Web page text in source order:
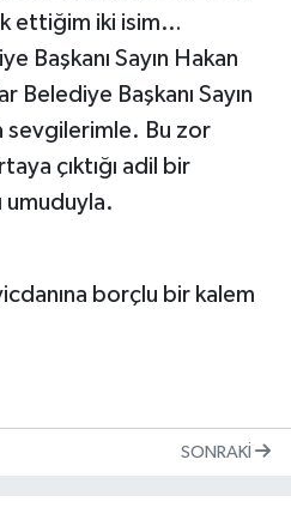
ettiğim iki isim…
Başkanı Sayın Hakan
Belediye Başkanı Sayın
sevgilerimle. Bu zor
çıktığı adil bir
umuduyla.
borçlu bir kalem
SONRAKI